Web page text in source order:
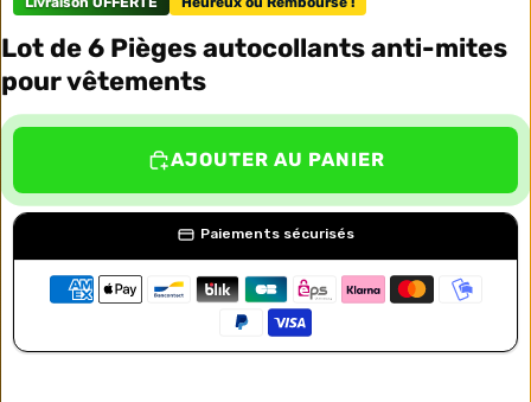
Lot de 6 Pièges autocollants anti-mites
pour vêtements
AJOUTER AU PANIER
Paiements sécurisés